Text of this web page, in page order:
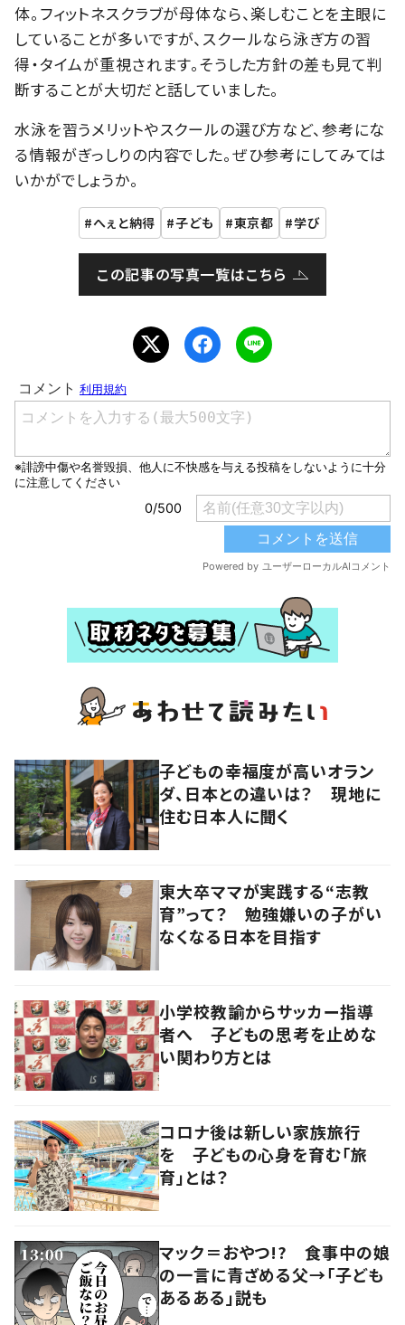
体。フィットネスクラブが母体なら、楽しむことを主眼に
していることが多いですが、スクールなら泳ぎ方の習
得・タイムが重視されます。そうした方針の差も見て判
断することが大切だと話していました。
水泳を習うメリットやスクールの選び方など、参考にな
る情報がぎっしりの内容でした。ぜひ参考にしてみては
いかがでしょうか。
へぇと納得 子ども 東京都 学び
この記事の写真一覧はこちら
子どもの幸福度が高いオラン
ダ、日本との違いは？ 現地に
住む日本人に聞く
東大卒ママが実践する“志教
育”って？ 勉強嫌いの子がい
なくなる日本を目指す
小学校教諭からサッカー指導
者へ 子どもの思考を止めな
い関わり方とは
コロナ後は新しい家族旅行
を 子どもの心身を育む「旅
育」とは？
マック＝おやつ!? 食事中の娘
の一言に青ざめる父→「子ども
あるある」説も